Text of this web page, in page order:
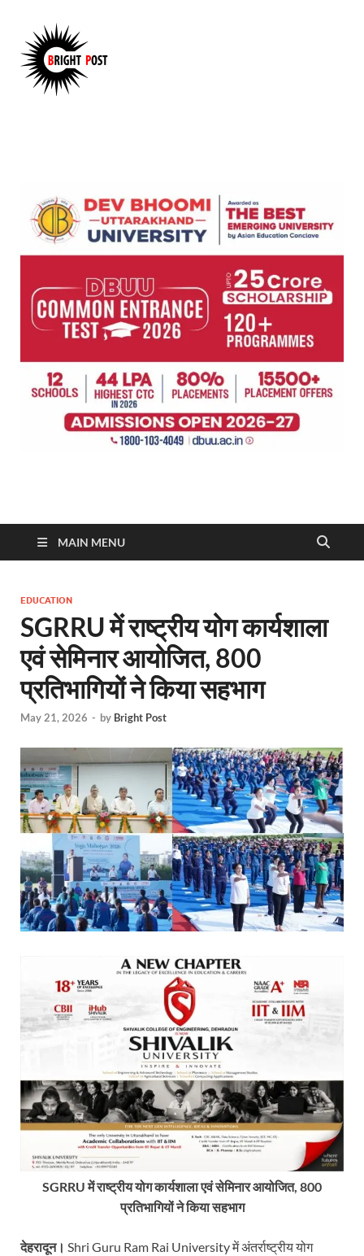
MAIN MENU
EDUCATION
SGRRU में राष्ट्रीय योग कार्यशाला
एवं सेमिनार आयोजित, 800
प्रतिभागियों ने किया सहभाग
May 21, 2026 - by Bright Post
SGRRU में राष्ट्रीय योग कार्यशाला एवं सेमिनार आयोजित, 800
प्रतिभागियों ने किया सहभाग
देहरादून। Shri Guru Ram Rai University में अंतर्राष्ट्रीय योग